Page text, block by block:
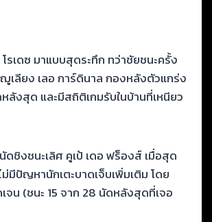
รเดซ มาแบบสุดระทึก ทว่าชัยชนะครั้ง
เลียง เลอ การ์ดินาล กองหลังตัวแกร่ง
งสุด และมีสถิติเกมรับในบ้านที่เหนียว
ชิงชนะเลิศ คูเป้ เดอ ฟร็องส์ เมื่อสุด
ปัญหานักเตะบาดเจ็บเพิ่มเติม โดย
น (ชนะ 15 จาก 28 นัดหลังสุดที่เจอ